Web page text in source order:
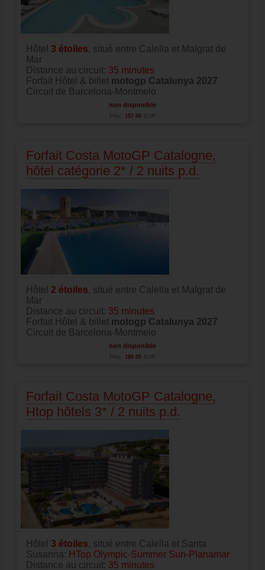
Hôtel 3 étoiles, situé entre Calella et Malgrat de
Mar
Distance au circuit: 35 minutes
Forfait Hôtel & billet motogp Catalunya 2027
Circuit de Barcelona-Montmelo
non disponible
Prix: 157.00 EUR
Forfait Costa MotoGP Catalogne,
hôtel catégorie 2* / 2 nuits p.d.
Hôtel 2 étoiles, situé entre Calella et Malgrat de
Mar
Distance au circuit: 35 minutes
Forfait Hôtel & billet motogp Catalunya 2027
Circuit de Barcelona-Montmelo
non disponible
Prix: 189.00 EUR
Forfait Costa MotoGP Catalogne,
Htop hôtels 3* / 2 nuits p.d.
Hôtel 3 étoiles, situé entre Calella et Santa
Susanna: HTop Olympic-Summer Sun-Planamar
Distance au circuit: 35 minutes